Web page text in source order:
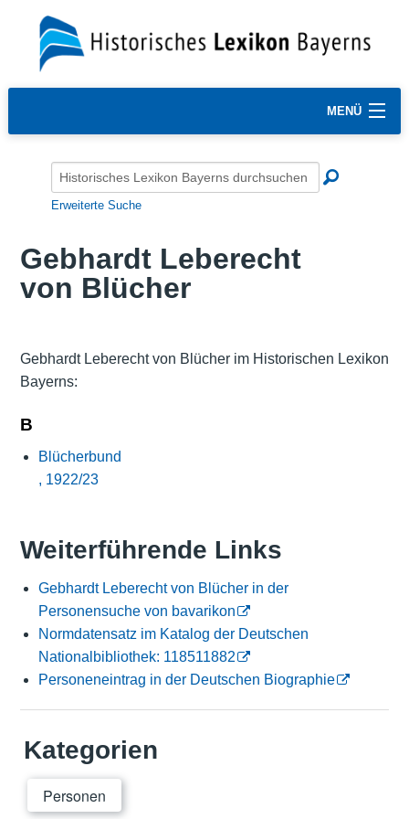
MENÜ
Erweiterte Suche
Gebhardt Leberecht
von Blücher
Gebhardt Leberecht von Blücher im Historischen Lexikon
Bayerns:
B
Blücherbund
, 1922/23
Weiterführende Links
Gebhardt Leberecht von Blücher in der
Personensuche von bavarikon
Normdatensatz im Katalog der Deutschen
Nationalbibliothek: 118511882
Personeneintrag in der Deutschen Biographie
Kategorien
Personen